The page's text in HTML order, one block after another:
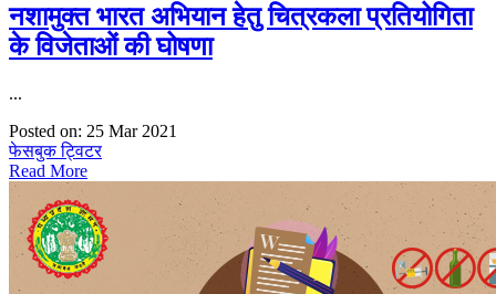
नशामुक्त भारत अभियान हेतु चित्रकला प्रतियोगिता
के विजेताओं की घोषणा
...
Posted on: 25 Mar 2021
फेसबुकट्विटर
Read More